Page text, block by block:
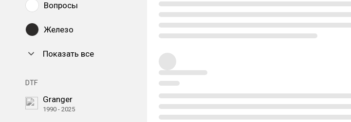
Вопросы
Железо
Показать все
DTF
Granger
1990 - 2025